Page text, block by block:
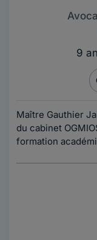
9
Maître Gauthier
du cabinet
formation